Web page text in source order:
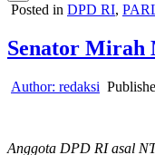
Posted in DPD RI,
Senator Mirah
Author: redaksi
Anggota DPD RI asal